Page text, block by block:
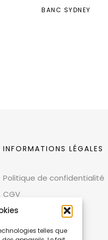
telles que
BANC SYDNEY
INFORMATIONS LÉGALES
Politique de confidentialité
CGV
CGU
Cookies